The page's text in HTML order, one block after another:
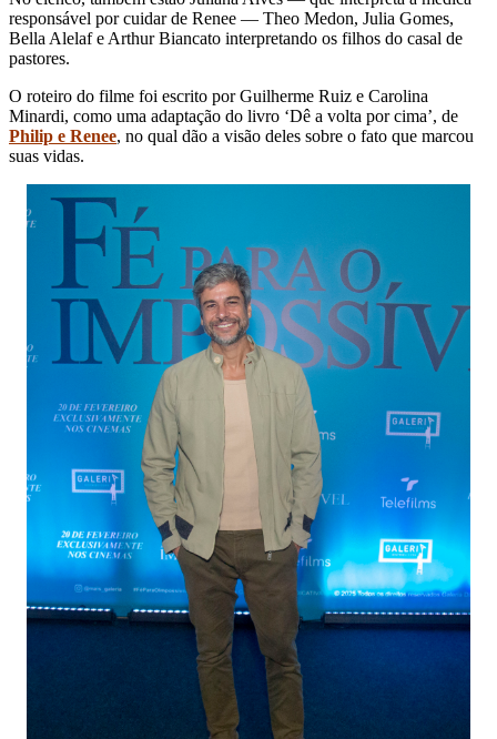
responsável por cuidar de Renee — Theo Medon, Julia Gomes,
Bella Alelaf e Arthur Biancato interpretando os filhos do casal de
pastores.
O roteiro do filme foi escrito por Guilherme Ruiz e Carolina
Minardi, como uma adaptação do livro ‘Dê a volta por cima’, de
Philip e Renee, no qual dão a visão deles sobre o fato que marcou
suas vidas.